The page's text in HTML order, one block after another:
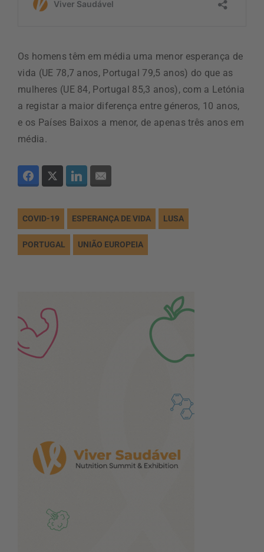
Os homens têm em média uma menor esperança de
vida (UE 78,7 anos, Portugal 79,5 anos) do que as
mulheres (UE 84, Portugal 85,3 anos), com a Letónia
a registar a maior diferença entre géneros, 10 anos,
e os Países Baixos a menor, de apenas três anos em
média.
COVID-19 ESPERANÇA DE VIDA LUSA
PORTUGAL UNIÃO EUROPEIA